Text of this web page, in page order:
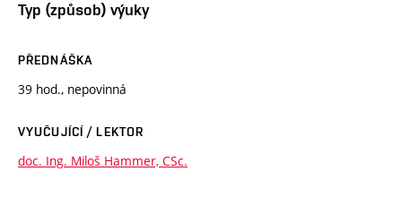
Typ (způsob) výuky
PŘEDNÁŠKA
39 hod., nepovinná
VYUČUJÍCÍ / LEKTOR
doc. Ing. Miloš Hammer, CSc.